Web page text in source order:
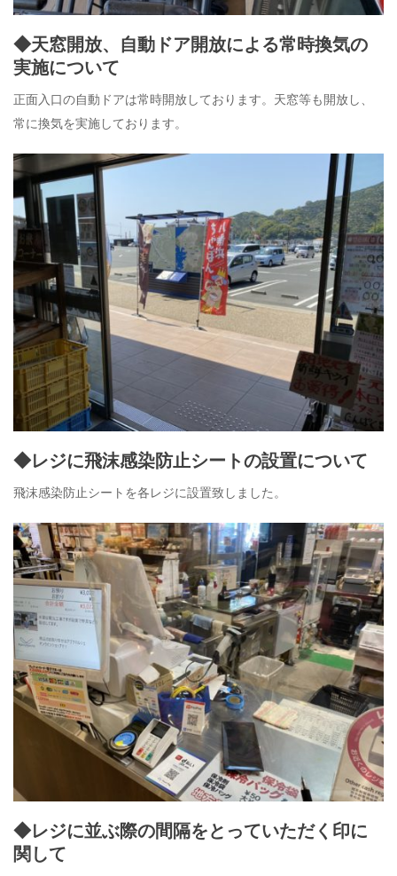
◆天窓開放、自動ドア開放による常時換気の
実施について
正面入口の自動ドアは常時開放しております。天窓等も開放し、
常に換気を実施しております。
◆レジに飛沫感染防止シートの設置について
飛沫感染防止シートを各レジに設置致しました。
◆レジに並ぶ際の間隔をとっていただく印に
関して